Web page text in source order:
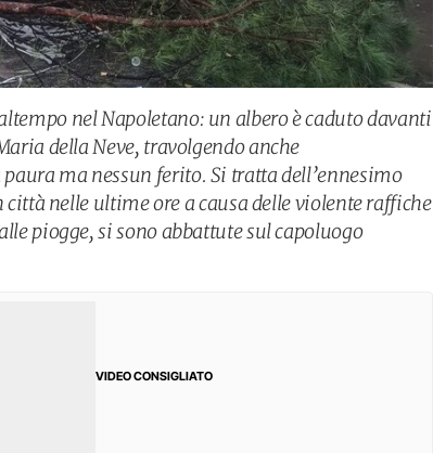
nel Napoletano: un albero è caduto davanti
della Neve, travolgendo anche
ma nessun ferito. Si tratta dell’ennesimo
nelle ultime ore a causa delle violente raffiche
piogge, si sono abbattute sul capoluogo
VIDEO CONSIGLIATO